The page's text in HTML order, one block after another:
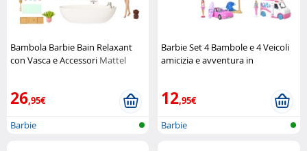
Bambola Barbie Bain Relaxant
con Vasca e Accessori Mattel
26,95€
Barbie
Barbie Set 4 Bambole e 4 Veicoli
amicizia e avventura in
12,95€
Barbie